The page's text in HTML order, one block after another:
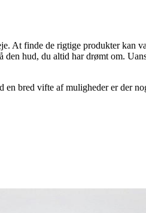
At finde de rigtige produkter kan
hud, du altid har drømt om.
bred vifte af muligheder er der